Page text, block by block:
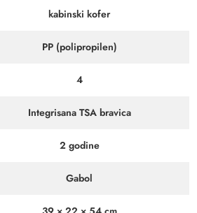
kabinski kofer
PP (polipropilen)
4
Integrisana TSA bravica
2 godine
Gabol